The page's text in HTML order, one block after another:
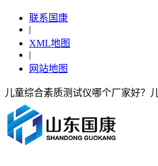
联系国康
|
XML地图
|
网站地图
儿童综合素质测试仪哪个厂家好？